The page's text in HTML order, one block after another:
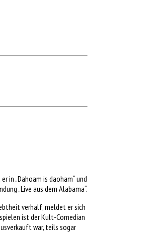
in „Dahoam is daoham“ und
„Live aus dem Alabama“.
verhalf, meldet er sich
ist der Kult-Comedian
war, teils sogar